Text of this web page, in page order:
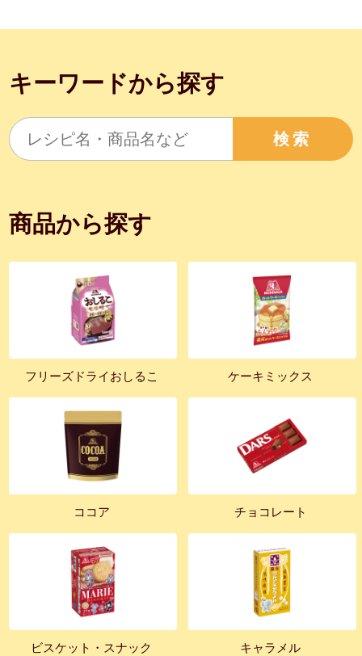
キーワードから探す
検索
商品から探す
フリーズドライおしるこ ケーキミックス
ココア チョコレート
ビスケット・スナック キャラメル